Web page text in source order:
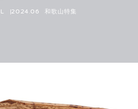
2024.06 和歌山特集